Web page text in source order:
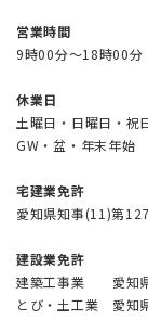
営業時間
9時00分～18時00分
休業日
土曜日・日曜日・
GW・盆・年末年始
宅建業免許
愛知県知事(11)第
建設業免許
建築工事業 愛知県
とび・土工業 愛知